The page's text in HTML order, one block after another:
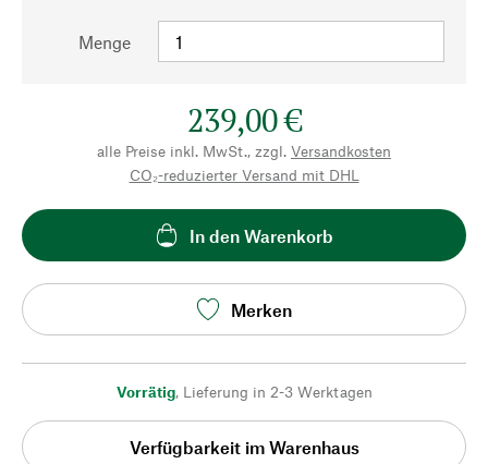
Menge
239,00 €
alle Preise inkl. MwSt., zzgl. Versandkosten
CO₂-reduzierter Versand mit DHL
In den Warenkorb
Merken
Vorrätig, Lieferung in 2-3 Werktagen
Verfügbarkeit im Warenhaus